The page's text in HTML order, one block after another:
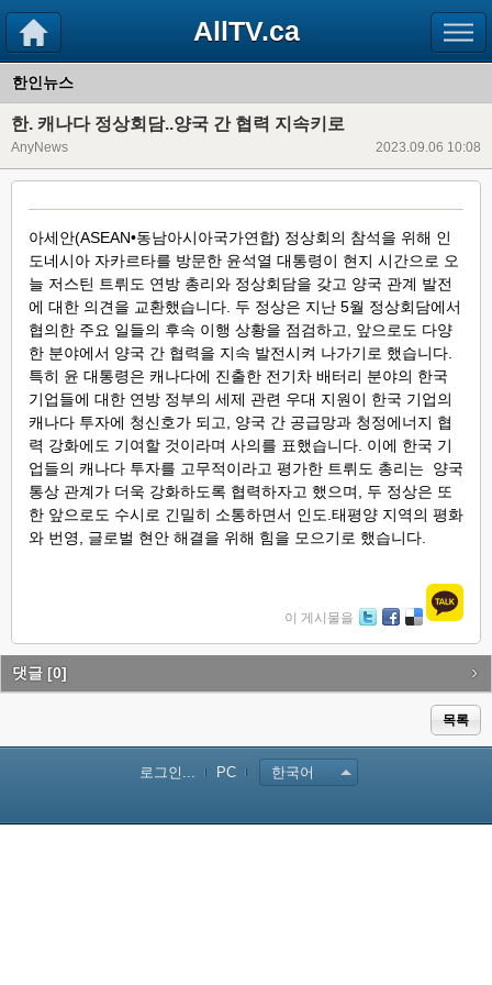
AllTV.ca
한인뉴스
한. 캐나다 정상회담..양국 간 협력 지속키로
AnyNews 2023.09.06 10:08
아세안(ASEAN•동남아시아국가연합) 정상회의 참석을 위해 인
도네시아 자카르타를 방문한 윤석열 대통령이 현지 시간으로 오
늘 저스틴 트뤼도 연방 총리와 정상회담을 갖고 양국 관계 발전
에 대한 의견을 교환했습니다. 두 정상은 지난 5월 정상회담에서
협의한 주요 일들의 후속 이행 상황을 점검하고, 앞으로도 다양
한 분야에서 양국 간 협력을 지속 발전시켜 나가기로 했습니다.
특히 윤 대통령은 캐나다에 진출한 전기차 배터리 분야의 한국
기업들에 대한 연방 정부의 세제 관련 우대 지원이 한국 기업의
캐나다 투자에 청신호가 되고, 양국 간 공급망과 청정에너지 협
력 강화에도 기여할 것이라며 사의를 표했습니다. 이에 한국 기
업들의 캐나다 투자를 고무적이라고 평가한 트뤼도 총리는 양국
통상 관계가 더욱 강화하도록 협력하자고 했으며, 두 정상은 또
한 앞으로도 수시로 긴밀히 소통하면서 인도.태평양 지역의 평화
와 번영, 글로벌 현안 해결을 위해 힘을 모으기로 했습니다.
이 게시물을
itte ce lici
댓글 [0]
목록
로그인... PC 한국어